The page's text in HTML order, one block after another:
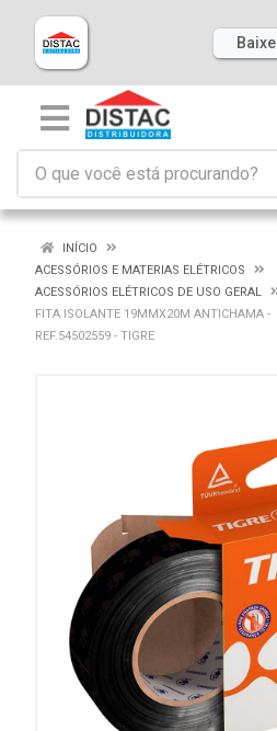
INÍCIO
ACESSÓRIOS E MATERIAS ELÉTRICOS
ACESSÓRIOS ELÉTRICOS DE USO GERAL
FITA ISOLANTE 19MMX20M ANTICHAMA -
REF.54502559 - TIGRE